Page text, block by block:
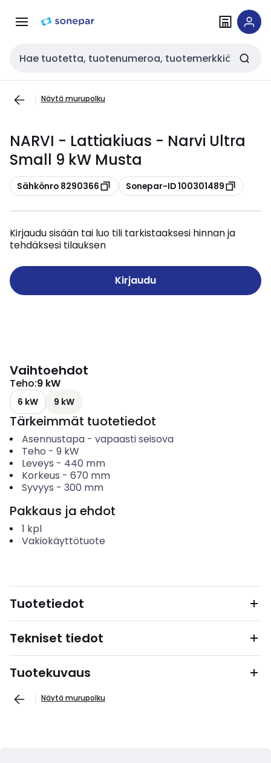
navigointiinsisältöön
Haku
Näytä murupolku
NARVI - Lattiakiuas - Narvi Ultra
Small 9 kW Musta
Kopioi
Sähkönro 8290366 Kopioi
Sonepar-ID 100301489
Kirjaudu sisään tai luo tili tarkistaaksesi hinnan ja
tehdäksesi tilauksen
Kirjaudu
Vaihtoehdot
Teho:9 kW
6 kW 9 kW
Tärkeimmät tuotetiedot
Asennustapa- vapaasti seisova
Teho - 9 kW
Leveys - 440 mm
Korkeus - 670 mm
Syvyys - 300 mm
Pakkaus ja ehdot
1 kpl
Vakiokäyttötuote
Tuotetiedot
Tekniset tiedot
Tuotekuvaus
Näytä murupolku